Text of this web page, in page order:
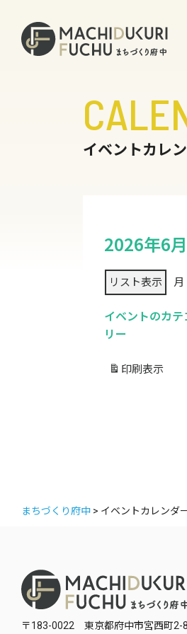
イベントカレ
2026年6
リスト表示 月
イベントのカテ
リー
印刷 表示
まちづくり府中 > イベントカレンダ
〒183-0022 東京都府中市宮西町